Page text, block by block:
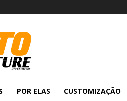
POR ELAS CUSTOMIZAÇÃO